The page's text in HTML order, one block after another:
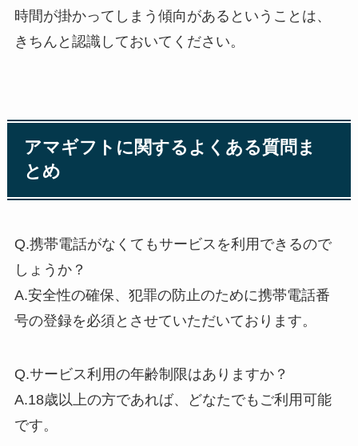
時間が掛かってしまう傾向があるということは、
きちんと認識しておいてください。
アマギフトに関するよくある質問ま
とめ
Q.携帯電話がなくてもサービスを利用できるので
しょうか？
A.安全性の確保、犯罪の防止のために携帯電話番
号の登録を必須とさせていただいております。
Q.サービス利用の年齢制限はありますか？
A.18歳以上の方であれば、どなたでもご利用可能
です。